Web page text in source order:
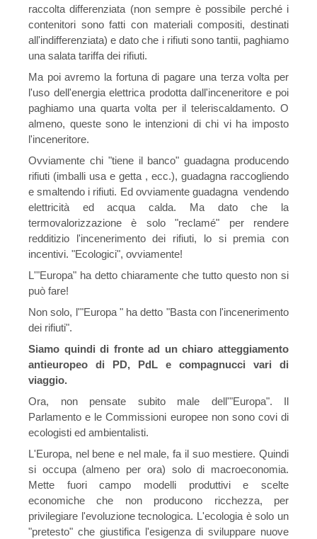
raccolta differenziata (non sempre è possibile perché i
contenitori sono fatti con materiali compositi, destinati
all'indifferenziata) e dato che i rifiuti sono tantii, paghiamo
una salata tariffa dei rifiuti.
Ma poi avremo la fortuna di pagare una terza volta per
l'uso dell'energia elettrica prodotta dall'inceneritore e poi
paghiamo una quarta volta per il teleriscaldamento. O
almeno, queste sono le intenzioni di chi vi ha imposto
l'inceneritore.
Ovviamente chi "tiene il banco" guadagna producendo
rifiuti (imballi usa e getta , ecc.), guadagna raccogliendo
e smaltendo i rifiuti. Ed ovviamente guadagna vendendo
elettricità ed acqua calda. Ma dato che la
termovalorizzazione è solo "reclamé" per rendere
redditizio l'incenerimento dei rifiuti, lo si premia con
incentivi. "Ecologici", ovviamente!
L'"Europa" ha detto chiaramente che tutto questo non si
può fare!
Non solo, l'"Europa " ha detto "Basta con l'incenerimento
dei rifiuti".
Siamo quindi di fronte ad un chiaro atteggiamento
antieuropeo di PD, PdL e compagnucci vari di
viaggio.
Ora, non pensate subito male dell'"Europa". Il
Parlamento e le Commissioni europee non sono covi di
ecologisti ed ambientalisti.
L'Europa, nel bene e nel male, fa il suo mestiere. Quindi
si occupa (almeno per ora) solo di macroeconomia.
Mette fuori campo modelli produttivi e scelte
economiche che non producono ricchezza, per
privilegiare l'evoluzione tecnologica. L'ecologia è solo un
"pretesto" che giustifica l'esigenza di sviluppare nuove